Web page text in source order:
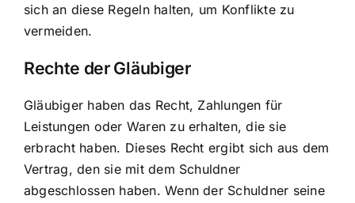
sich an diese Regeln halten, um Konflikte zu
vermeiden.
Rechte der Gläubiger
Gläubiger haben das Recht, Zahlungen für
Leistungen oder Waren zu erhalten, die sie
erbracht haben. Dieses Recht ergibt sich aus dem
Vertrag, den sie mit dem Schuldner
abgeschlossen haben. Wenn der Schuldner seine